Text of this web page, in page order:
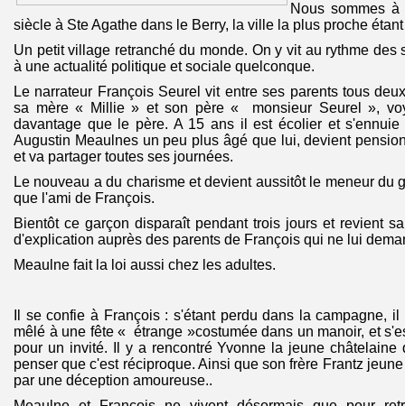
Nous sommes
siècle à Ste Agathe dans le Berry, la ville la plus proche
Un petit village retranché du monde. On y vit au rythme des
à une actualité politique et sociale quelconque.
Le narrateur François Seurel vit entre ses parents tous
sa mère « Millie » et son père « monsieur Seurel »,
davantage que le père. A 15 ans il est écolier et s'ennuie
Augustin Meaulnes un peu plus âgé que lui, devient
et va partager toutes ses journées.
Le nouveau a du charisme et devient aussitôt le meneur du
que l'ami de François.
Bientôt ce garçon disparaît pendant trois jours et revient
d'explication auprès des parents de François qui ne lui
Meaulne fait la loi aussi chez les adultes.
Il se confie à François : s'étant perdu dans la campagne,
mêlé à une fête « étrange »costumée dans un manoir, et
pour un invité. Il y a rencontré Yvonne la jeune
penser que c'est réciproque. Ainsi que son frère Frantz
par une déception amoureuse..